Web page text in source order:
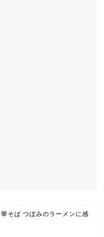
華そば つぼみのラーメンに感